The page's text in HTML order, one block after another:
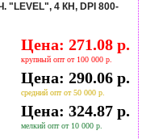
4 КН, DPI 800-
Цена: 271.08 р.
крупный опт от 100 000 р.
Цена: 290.06 р.
средний опт от 50 000 р.
Цена: 324.87 р.
мелкий опт от 10 000 р.